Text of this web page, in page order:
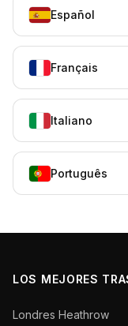
Español
Français
Italiano
Português
LOS MEJORES
Londres Heathrow